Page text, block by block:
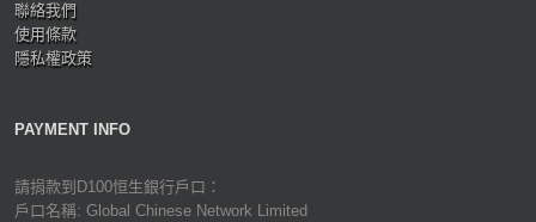
聯絡我們
使用條款
隱私權政策
PAYMENT INFO
請捐款到D100恒生銀行戶口：
戶口名稱: Global Chinese Network Limited